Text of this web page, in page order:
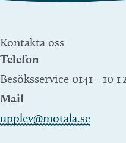
Kontakta oss
Telefon
Besöksservice 0141 - 10 1
Mail
upplev@motala.se